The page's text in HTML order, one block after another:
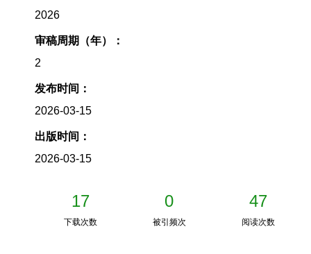
2026
审稿周期（年）：
2
发布时间：
2026-03-15
出版时间：
2026-03-15
17 0 47
下载次数 被引频次 阅读次数